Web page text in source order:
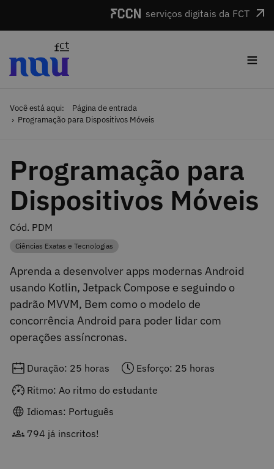
serviços digitais da FCT
≡
Você está aqui:
Página de entrada
Programação para Dispositivos Móveis
Programação para
Dispositivos Móveis
Cód. PDM
Categoria
Ciências Exatas e Tecnologias
Aprenda a desenvolver apps modernas Android
usando Kotlin, Jetpack Compose e seguindo o
padrão MVVM, Bem como o modelo de
concorrência Android para poder lidar com
operações assíncronas.
Duração: 25 horas
Esforço: 25 horas
Ritmo: Ao ritmo do estudante
Idiomas: Português
794 já inscritos!